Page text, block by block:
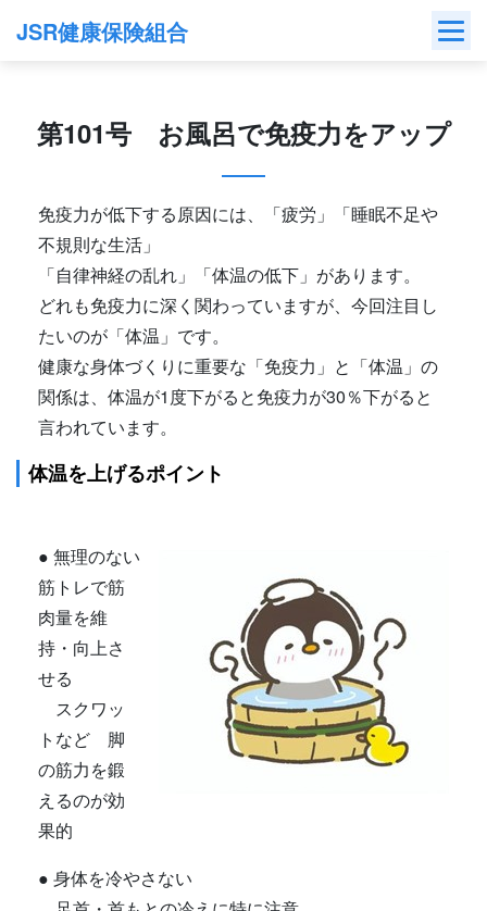
JSR健康保険組合
第101号 お風呂で免疫力をアップ
免疫力が低下する原因には、「疲労」「睡眠不足や
不規則な生活」
「自律神経の乱れ」「体温の低下」があります。
どれも免疫力に深く関わっていますが、今回注目し
たいのが「体温」です。
健康な身体づくりに重要な「免疫力」と「体温」の
関係は、体温が1度下がると免疫力が30％下がると
言われています。
体温を上げるポイント
● 無理のない
筋トレで筋
肉量を維
持・向上さ
せる
スクワッ
トなど 脚
の筋力を鍛
えるのが効
果的
● 身体を冷やさない